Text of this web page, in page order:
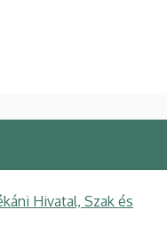
Hivatal, Szak és